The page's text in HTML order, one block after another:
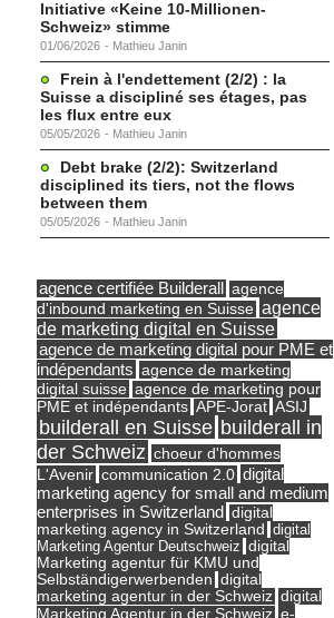
Initiative «Keine 10-Millionen-
Schweiz» stimme
01/06/2026 - Mathieu Janin
Frein à l'endettement (2/2) : la
Suisse a discipliné ses étages, pas
les flux entre eux
05/05/2026 - Mathieu Janin
Debt brake (2/2): Switzerland
disciplined its tiers, not the flows
between them
05/05/2026 - Mathieu Janin
agence certifiée Builderall
agence
d'inbound marketing en Suisse agence
de marketing digital en Suisse
agence de marketing digital pour PME et
indépendants agence de marketing
digital suisse agence de marketing pour
PME et indépendants APE-Jorat ASIJ
builderall en Suisse builderall in
der Schweiz choeur d'hommes
L'Avenir communication 2.0 digital
marketing agency for small and medium
enterprises in Switzerland digital
marketing agency in Switzerland digital
Marketing Agentur Deutschweiz digital
Marketing agentur für KMU und
Selbständigerwerbenden digital
marketing agentur in der Schweiz digital
Marketing Agentur in der Schweiz e-